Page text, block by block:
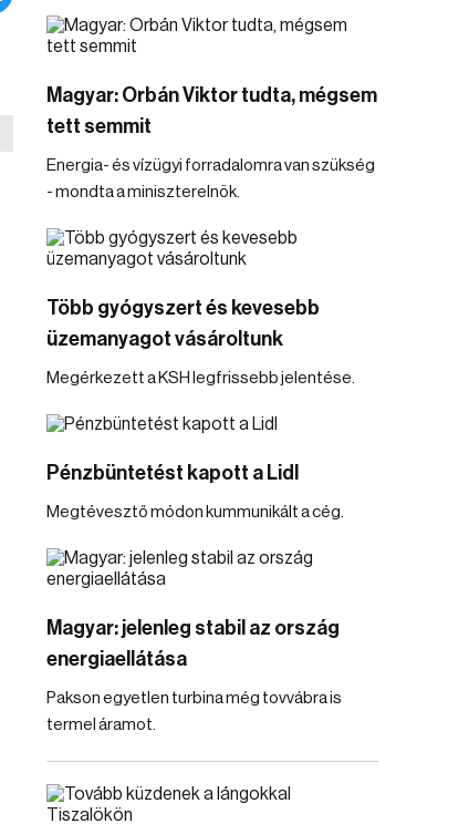
Magyar: Orbán Viktor tudta, mégsem
tett semmit
Energia- és vízügyi forradalomra van szükség
- mondta a miniszterelnök.
Több gyógyszert és kevesebb
üzemanyagot vásároltunk
Megérkezett a KSH legfrissebb jelentése.
Pénzbüntetést kapott a Lidl
Megtévesztő módon kummunikált a cég.
Magyar: jelenleg stabil az ország
energiaellátása
Pakson egyetlen turbina még tovvábra is
termel áramot.